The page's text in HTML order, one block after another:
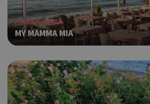
ΙΤΑΛΙΚΗ, ΠΙΤΣΑ
MY MAMMA MIA